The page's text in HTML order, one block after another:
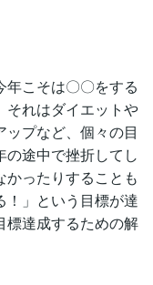
こそは〇〇をする
それはダイエットや
プなど、個々の目
途中で挫折してし
かったりすることも
！」という目標が達
標達成するための解